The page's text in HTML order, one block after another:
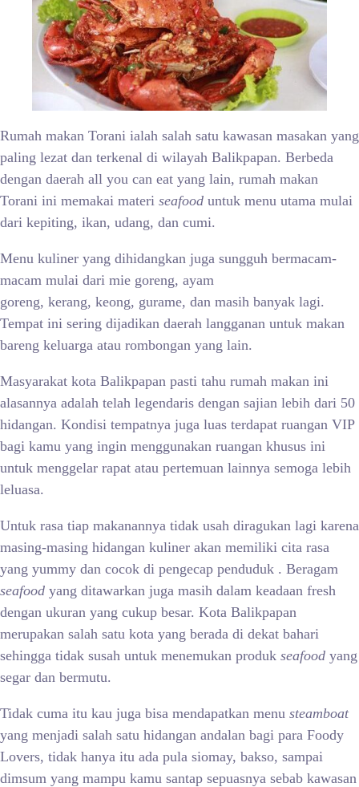
Rumah makan Torani ialah salah satu kawasan masakan yang
paling lezat dan terkenal di wilayah Balikpapan. Berbeda
dengan daerah all you can eat yang lain, rumah makan
Torani ini memakai materi seafood untuk menu utama mulai
dari kepiting, ikan, udang, dan cumi.
Menu kuliner yang dihidangkan juga sungguh bermacam-
macam mulai dari mie goreng, ayam
goreng, kerang, keong, gurame, dan masih banyak lagi.
Tempat ini sering dijadikan daerah langganan untuk makan
bareng keluarga atau rombongan yang lain.
Masyarakat kota Balikpapan pasti tahu rumah makan ini
alasannya adalah telah legendaris dengan sajian lebih dari 50
hidangan. Kondisi tempatnya juga luas terdapat ruangan VIP
bagi kamu yang ingin menggunakan ruangan khusus ini
untuk menggelar rapat atau pertemuan lainnya semoga lebih
leluasa.
Untuk rasa tiap makanannya tidak usah diragukan lagi karena
masing-masing hidangan kuliner akan memiliki cita rasa
yang yummy dan cocok di pengecap penduduk . Beragam
seafood yang ditawarkan juga masih dalam keadaan fresh
dengan ukuran yang cukup besar. Kota Balikpapan
merupakan salah satu kota yang berada di dekat bahari
sehingga tidak susah untuk menemukan produk seafood yang
segar dan bermutu.
Tidak cuma itu kau juga bisa mendapatkan menu steamboat
yang menjadi salah satu hidangan andalan bagi para Foody
Lovers, tidak hanya itu ada pula siomay, bakso, sampai
dimsum yang mampu kamu santap sepuasnya sebab kawasan